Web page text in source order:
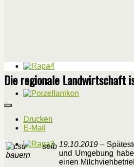
Die regionale Landwirtschaft
Drucken
E-Mail
19.10.2019 –
und Umgebung
einen